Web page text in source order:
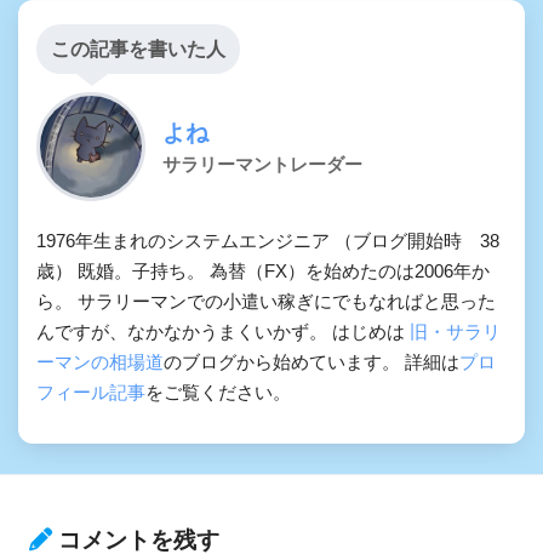
この記事を書いた人
よね
サラリーマントレーダー
1976年生まれのシステムエンジニア （ブログ開始時 38
歳） 既婚。子持ち。 為替（FX）を始めたのは2006年か
ら。 サラリーマンでの小遣い稼ぎにでもなればと思った
んですが、なかなかうまくいかず。 はじめは 旧・サラリ
ーマンの相場道のブログから始めています。 詳細はプロ
フィール記事をご覧ください。
コメントを残す